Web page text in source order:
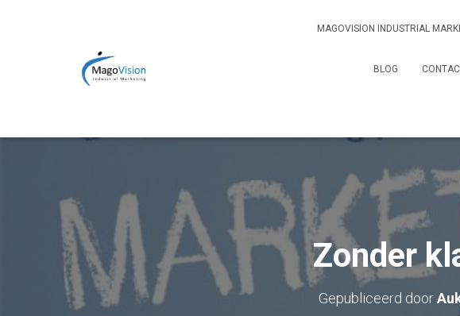
MAGOVISION INDUSTRIAL
BLOG
Zonder
Gepubliceerd door